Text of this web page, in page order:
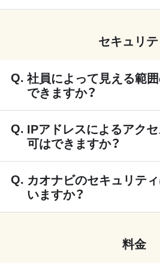
セキュリテ
社員によって見える範
できますか？
IPアドレスによるアク
可はできますか？
カオナビのセキュリテ
いますか？
料金